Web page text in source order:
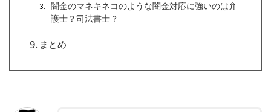
闇金のマネキネコのような闇金対応に強いのは弁
護士？司法書士？
まとめ